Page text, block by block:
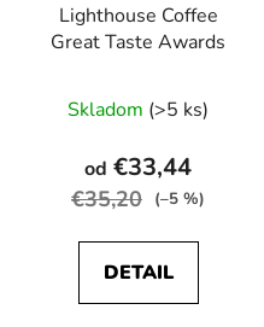
Lighthouse Coffee
Great Taste Awards
hodnotenie
produktu
je
z
5
Skladom (>5 ks)
od €33,44
€35,20 (–5 %)
DETAIL